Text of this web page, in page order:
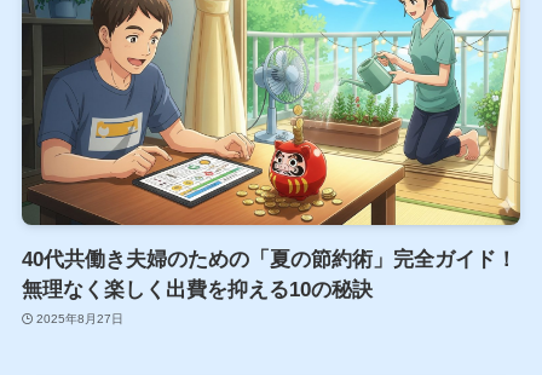
40代共働き夫婦のための「夏の節約術」完全ガイド！
無理なく楽しく出費を抑える10の秘訣
2025年8月27日